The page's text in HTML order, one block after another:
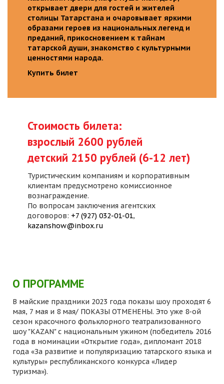
открывает двери для гостей и жителей
столицы Татарстана и очаровывает яркими
образами героев из национальных легенд и
преданий, прикосновением к тайнам
татарской души, знакомство с культурными
ценностями народа.
Купить билет
Стоимость билета:
взрослый 2600 рублей
детский 2150 рублей (6-12 лет)
Туристическим компаниям и корпоративным
клиентам предусмотрено комиссионное
вознаграждение.
По вопросам заключения агентских
договоров: +7 (927) 032-01-01,
kazanshow@inbox.ru
О ПРОГРАММЕ
В майские праздники 2023 года показы шоу проходят 6
мая, 7 мая и 8 мая/ ПОКАЗЫ ОТМЕНЕНЫ. Это уже 8-ой
сезон красочного фольклорного театрализованного
шоу "KAZAN" с национальным ужином (победитель 2016
года в номинации «Открытие года», дипломант 2018
года «За развитие и популяризацию татарского языка и
культуры» республиканского конкурса «Лидер
туризма»).